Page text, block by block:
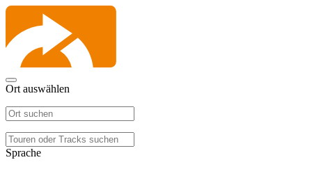
Ort auswählen
Sprache